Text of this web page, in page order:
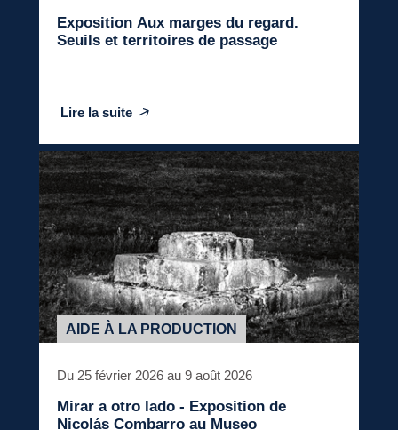
Exposition Aux marges du regard.
Seuils et territoires de passage
Lire la suite
AIDE À LA PRODUCTION
Du 25 février 2026 au 9 août 2026
Mirar a otro lado - Exposition de
Nicolás Combarro au Museo